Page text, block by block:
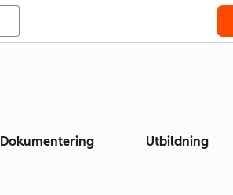
Dokumentering Utbildning